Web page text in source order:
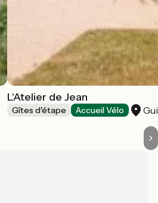
L'Atelier de Jean
Gîtes d'étape Accueil Vélo